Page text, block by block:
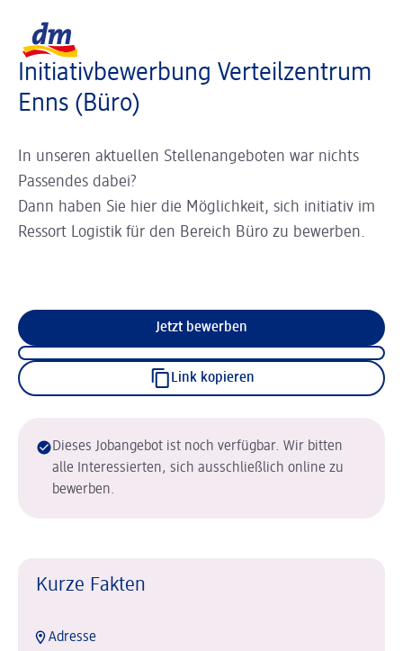
Initiativbewerbung Verteilzentrum
Enns (Büro)
In unseren aktuellen Stellenangeboten war nichts
Passendes dabei?
Dann haben Sie hier die Möglichkeit, sich initiativ im
Ressort Logistik für den Bereich Büro zu bewerben.
Jetzt bewerben
Link kopieren
Dieses Jobangebot ist noch verfügbar. Wir bitten
alle Interessierten, sich ausschließlich online zu
bewerben.
Kurze Fakten
Adresse